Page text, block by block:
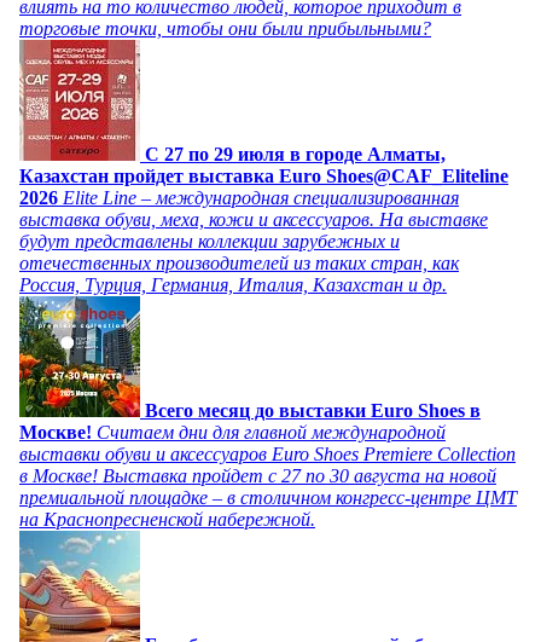
влиять на то количество людей, которое приходит в
торговые точки, чтобы они были прибыльными?
C 27 по 29 июля в городе Алматы,
Казахстан пройдет выставка Euro Shoes@CAF_Eliteline
2026 Elite Line – международная специализированная
выставка обуви, меха, кожи и аксессуаров. На выставке
будут представлены коллекции зарубежных и
отечественных производителей из таких стран, как
Россия, Турция, Германия, Италия, Казахстан и др.
Всего месяц до выставки Euro Shoes в
Москве! Считаем дни для главной международной
выставки обуви и аксессуаров Euro Shoes Premiere Collection
в Москве! Выставка пройдет с 27 по 30 августа на новой
премиальной площадке – в столичном конгресс-центре ЦМТ
на Краснопресненской набережной.